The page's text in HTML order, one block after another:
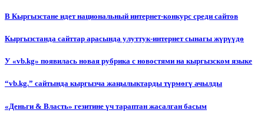
В Кыргызстане идет национальный интернет-конкурс среди сайтов
Кыргызстанда сайттар арасында улуттук-интернет сынагы жүрүүдө
У «vb.kg» появилась новая рубрика с новостями на кыргызском языке
“vb.kg.” сайтында кыргызча жаңылыктарды түрмөгү ачылды
«Деньги & Власть» гезитине үч тараптан жасалган басым